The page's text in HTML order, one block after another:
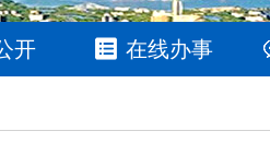
开 在线办事